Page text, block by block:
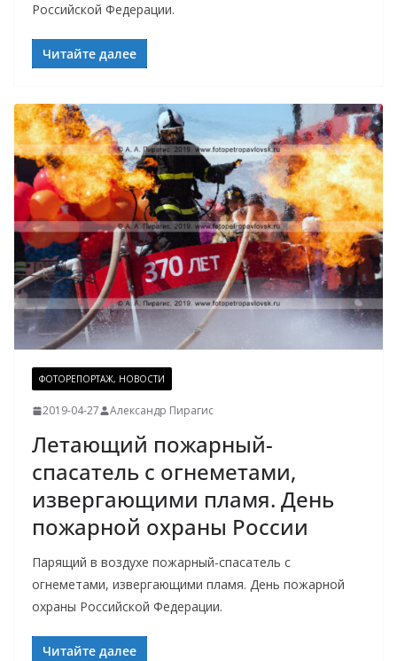
Российской Федерации.
Читайте далее
ФОТОРЕПОРТАЖ, НОВОСТИ
2019-04-27 Александр Пирагис
Летающий пожарный-
спасатель с огнеметами,
извергающими пламя. День
пожарной охраны России
Парящий в воздухе пожарный-спасатель с
огнеметами, извергающими пламя. День пожарной
охраны Российской Федерации.
Читайте далее